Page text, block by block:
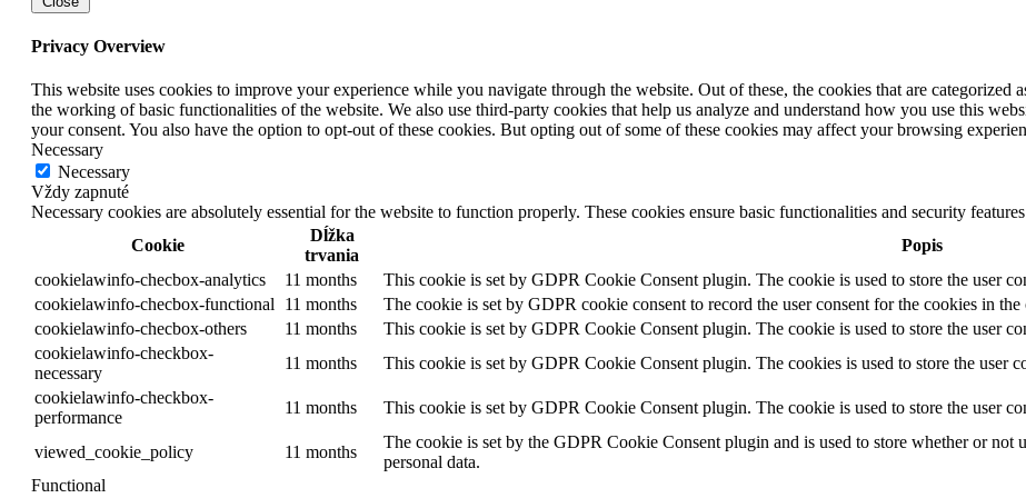
Privacy Overview
This website uses cookies to improve your experience while you navigate through the website. Out of these, the cookies that are categorized
the working of basic functionalities of the website. We also use third-party cookies that help us analyze and understand how you use this
your consent. You also have the option to opt-out of these cookies. But opting out of some of these cookies may affect your browsing
Necessary
Necessary
Vždy zapnuté
Necessary cookies are absolutely essential for the website to function properly. These cookies ensure basic functionalities and security
Cookie
Dĺžka
trvania
Popis
cookielawinfo-checbox-analytics
11 months
This cookie is set by GDPR Cookie Consent plugin. The cookie is used to store the user
cookielawinfo-checbox-functional
11 months
The cookie is set by GDPR cookie consent to record the user consent for the cookies in
cookielawinfo-checbox-others
11 months
This cookie is set by GDPR Cookie Consent plugin. The cookie is used to store the user
cookielawinfo-checkbox-
necessary
11 months
This cookie is set by GDPR Cookie Consent plugin. The cookies is used to store the user
cookielawinfo-checkbox-
performance
11 months This cookie is set by GDPR Cookie Consent plugin. The cookie is used to store the user
viewed_cookie_policy 11 months
The cookie is set by the GDPR Cookie Consent plugin and is used to store whether or not
personal data.
Functional